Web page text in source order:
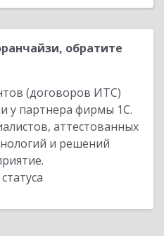
обратите
(договоров ИТС)
у партнера фирмы 1С.
аттестованных
и решений